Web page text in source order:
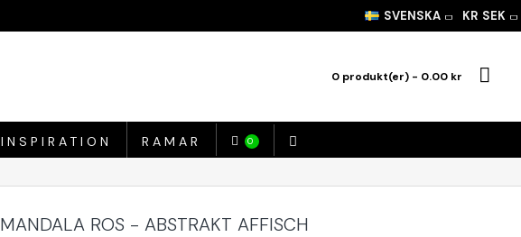
SVENSKA KR SEK
0 produkt(er) - 0.00 kr
INSPIRATION RAMAR 0
MANDALA ROS - ABSTRAKT AFFISCH